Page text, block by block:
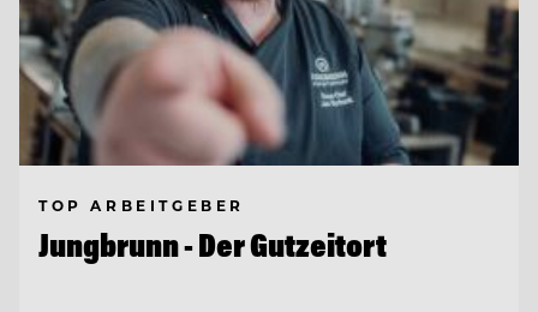
TOP ARBEITGEBER
Jungbrunn - Der Gutzeitort